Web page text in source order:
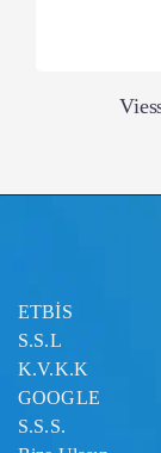
ETBİS
S.S.L
K.V.K.K
GOOGLE
S.S.S.